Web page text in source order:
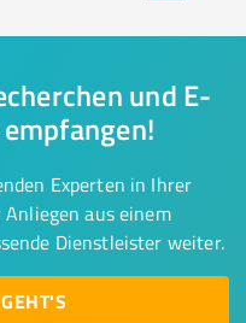
und E-
Experten in Ihrer
aus einem
Dienstleister weiter.